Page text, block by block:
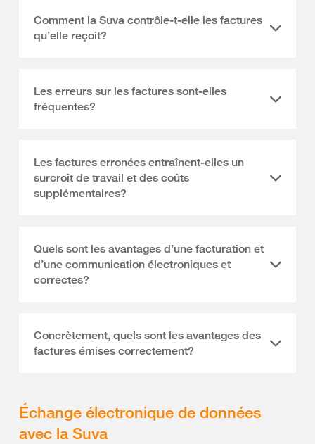
Comment la Suva contrôle-t-elle les factures
qu’elle reçoit?
Les erreurs sur les factures sont-elles
fréquentes?
Les factures erronées entraînent-elles un
surcroît de travail et des coûts
supplémentaires?
Quels sont les avantages d’une facturation et
d’une communication électroniques et
correctes?
Concrètement, quels sont les avantages des
factures émises correctement?
Échange électronique de données
avec la Suva